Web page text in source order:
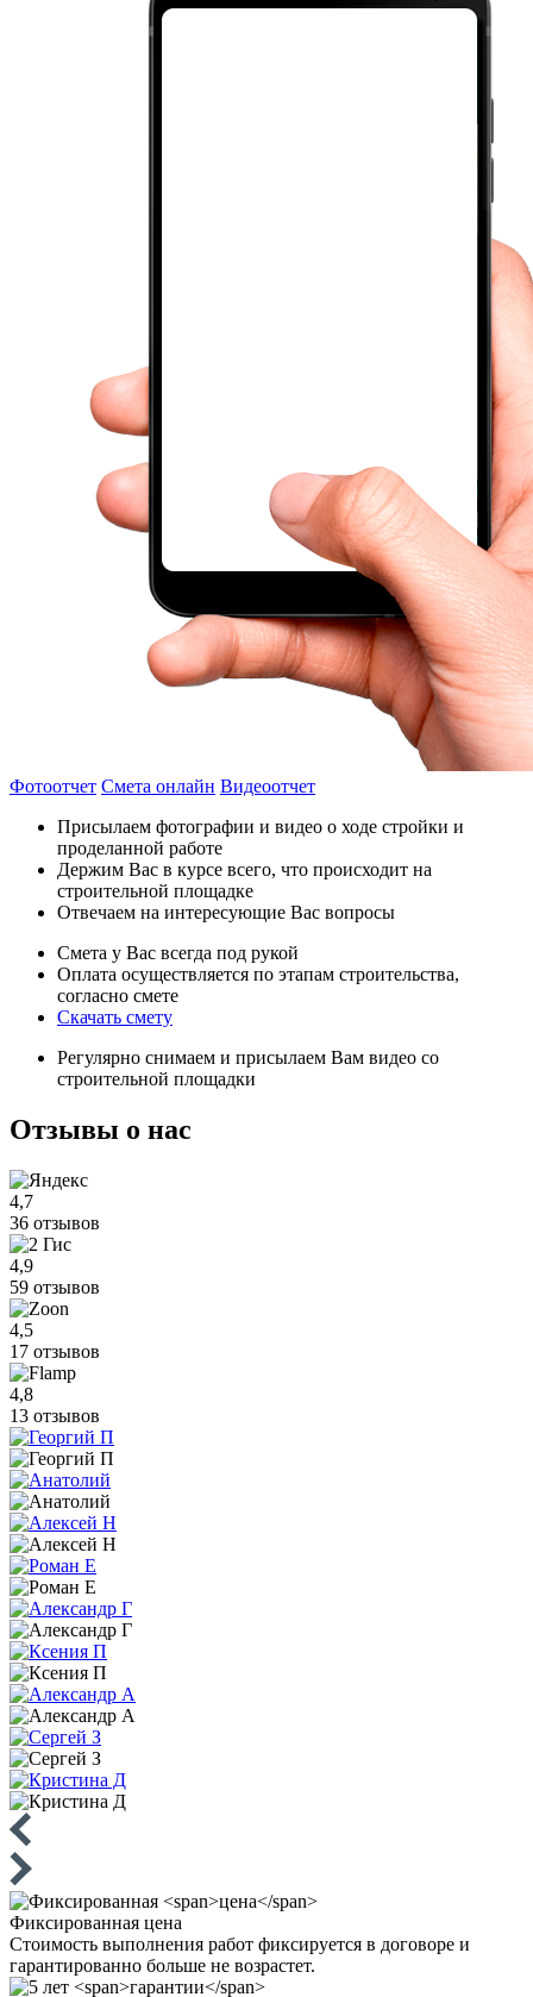
Фотоотчет Смета онлайн Видеоотчет
Присылаем фотографии и видео о ходе стройки и
проделанной работе
Держим Вас в курсе всего, что происходит на
строительной площадке
Отвечаем на интересующие Вас вопросы
Смета у Вас всегда под рукой
Оплата осуществляется по этапам строительства,
согласно смете
Скачать смету
Регулярно снимаем и присылаем Вам видео со
строительной площадки
Отзывы о нас
4,7
36 отзывов
4,9
59 отзывов
4,5
17 отзывов
4,8
13 отзывов
Фиксированная цена
Стоимость выполнения работ фиксируется в договоре и
гарантированно больше не возрастет.